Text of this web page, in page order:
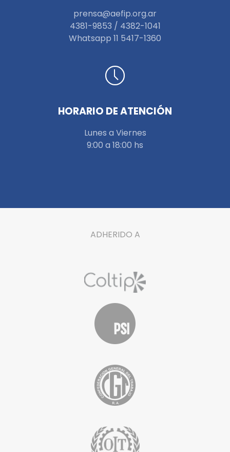
prensa@aefip.org.ar
4381-9853 / 4382-1041
Whatsapp 11 5417-1360
HORARIO DE ATENCIÓN
Lunes a Viernes
9:00 a 18:00 hs
ADHERIDO A